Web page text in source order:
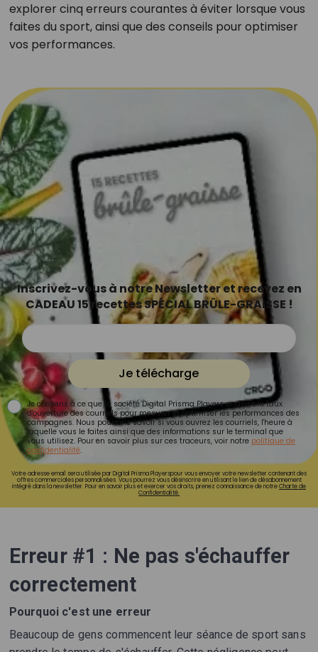
explorer cinq erreurs courantes à éviter lorsque vous
faites du sport, ainsi que des conseils pour optimiser
vos performances.
Inscrivez-vous à notre Newsletter et recevez en
CADEAU 15 recettes SPÉCIAL BRÛLE-GRAISSE !
Je télécharge
Je consens à ce que la société Digital Prisma Players analyse le taux
d'ouverture des courriels pour mesurer et optimiser les performances des
campagnes. Nous pourrons savoir si vous ouvrez les courriels, l'heure à
laquelle vous le faites ainsi que des informations sur le terminal que
vous utilisez. Pour en savoir plus sur ces traceurs, voir notre politique de
confidentialité.
Votre adresse email sera utilisée par Digital Prisma Playerspour vous envoyer votre newsletter contenant des
offres commerciales personnalisées. Vous pourrez vous désinscrire en utilisant le lien de désabonnement
intégré dans la newsletter. Pour en savoir plus et exercer vos droits, prenez connaissance de notreCharte de
Confidentialité.
Erreur #1 : Ne pas s'échauffer
correctement
Pourquoi c'est une erreur
Beaucoup de gens commencent leur séance de sport sans